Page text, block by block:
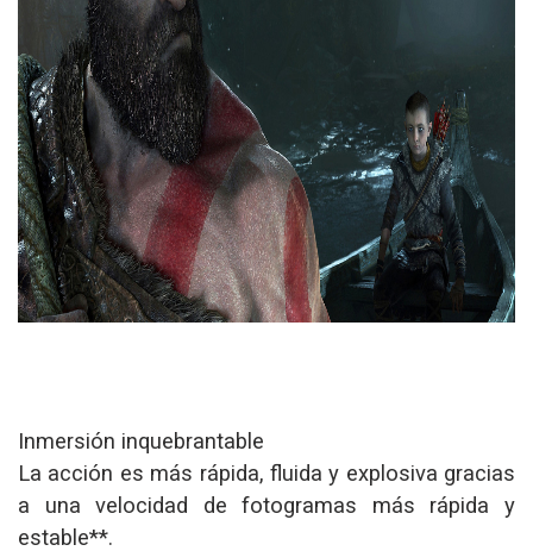
Inmersión inquebrantable
La acción es más rápida, fluida y explosiva gracias
a una velocidad de fotogramas más rápida y
estable**.